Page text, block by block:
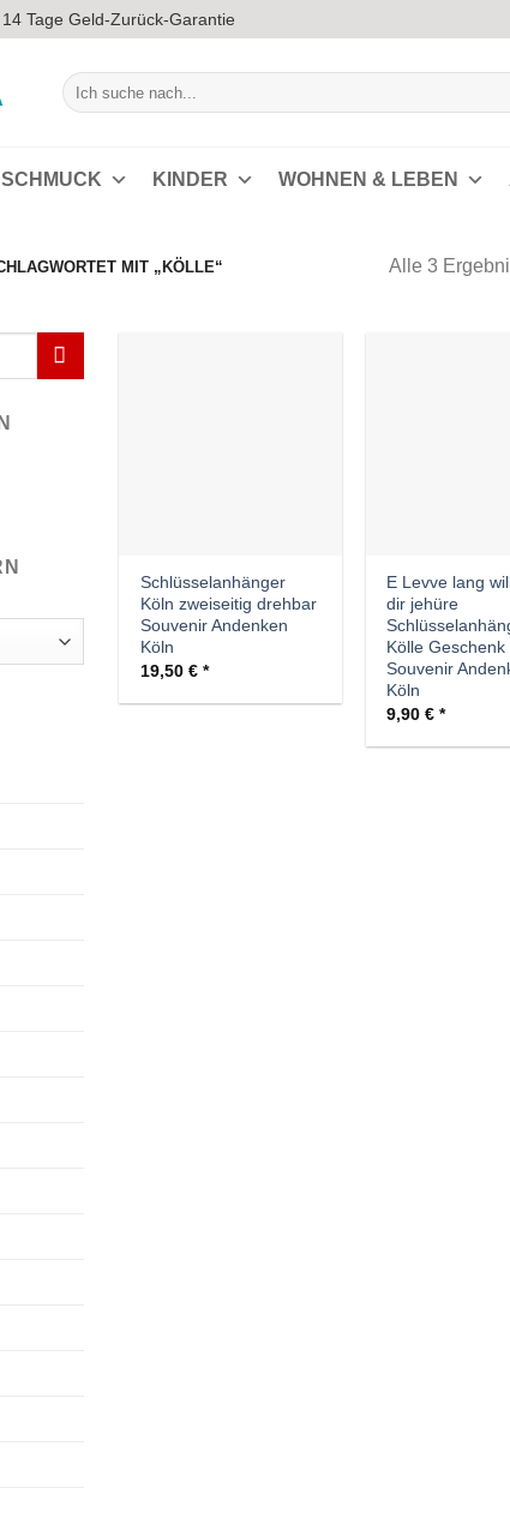
14 Tage Geld-Zurück-Garantie
Suchen
nach:
SCHMUCK KINDER WOHNEN & LEBEN
MIT „KÖLLE“ Alle 3
Schlüsselanhänger
Köln zweiseitig drehbar
Souvenir Andenken
Köln
19,50 €
E Levve lang
dir jehüre
Kölle Geschenk
Souvenir
Köln
9,90€